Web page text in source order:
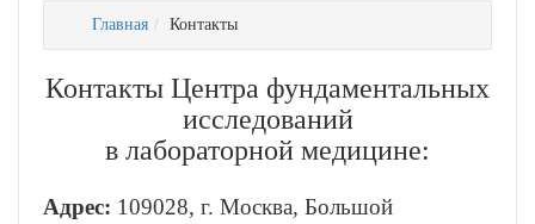
Главная Контакты
Контакты Центра фундаментальных
исследований
в лабораторной медицине:
Адрес: 109028, г. Москва, Большой